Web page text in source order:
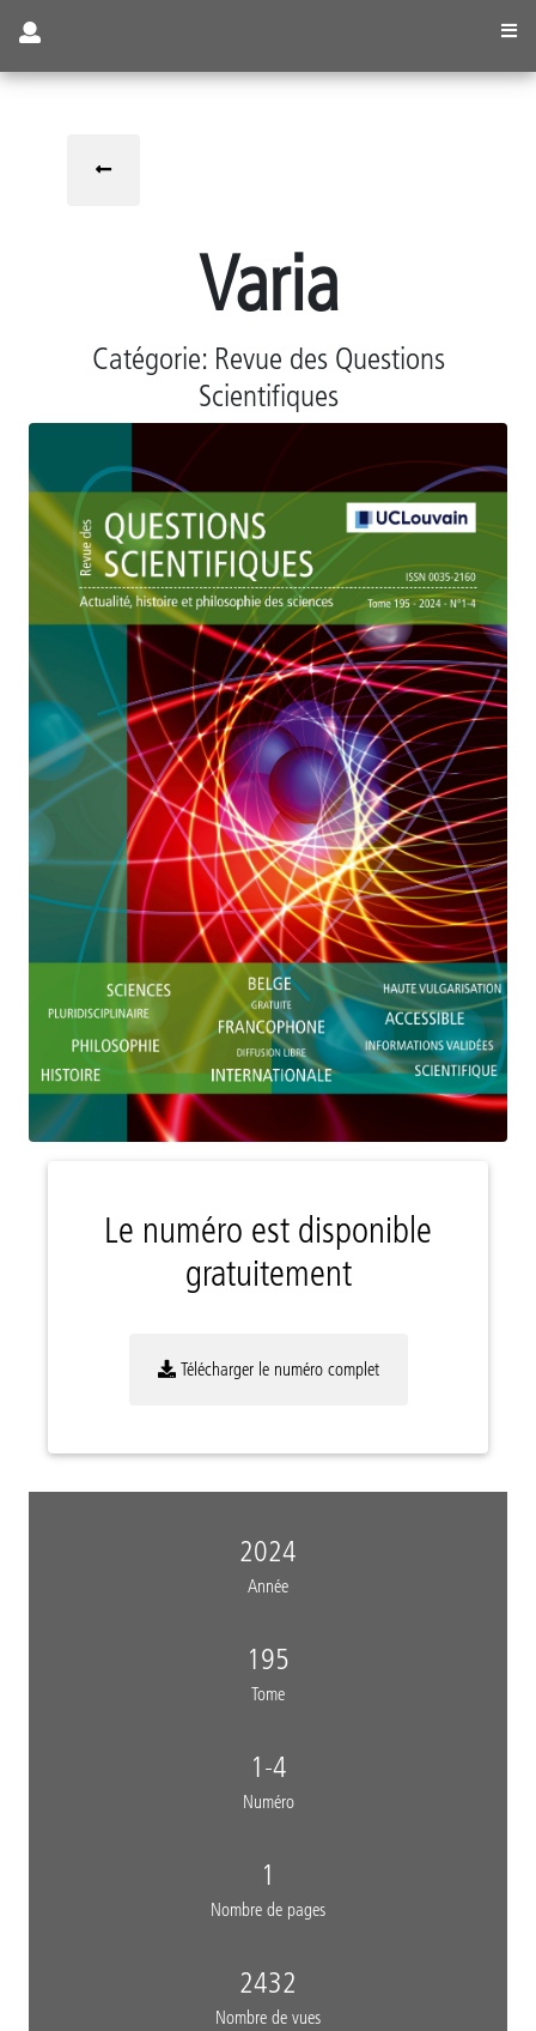
connecter
S'inscrire
Varia
Catégorie: Revue des Questions
Scientifiques
Le numéro est disponible
gratuitement
Télécharger le numéro complet
2024
Année
195
Tome
1-4
Numéro
1
Nombre de pages
2432
Nombre de vues